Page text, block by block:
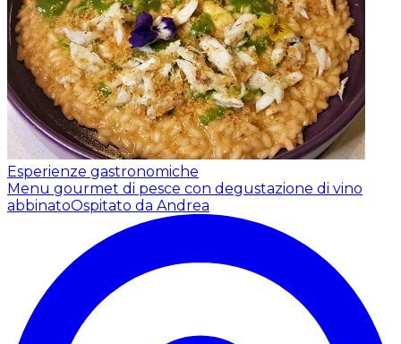
Esperienze gastronomiche
Menu gourmet di pesce con degustazione di vino
abbinatoOspitato da Andrea